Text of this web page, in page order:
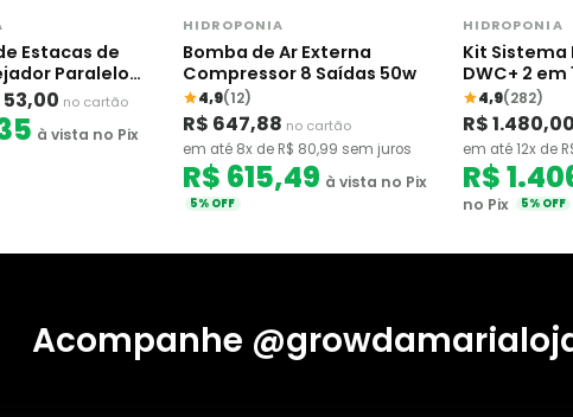
Estacas de
Paralelo
- FloraFlex
53,00 no cartão
à vista no Pix
HIDROPONIA
Bomba de Ar Externa
Compressor 8 Saídas 50w
4,9(12)
R$ 647,88 no cartão
em até 8x de R$ 80,99 sem juros
R$ 615,49 à vista no Pix
5% OFF
HIDROPONIA
Kit Sistema
DWC+ 2 em
Baldes 20
4,9(282)
R$ 1.480,00
em até 12x de
R$
no Pix
5% OFF
Acompanhe